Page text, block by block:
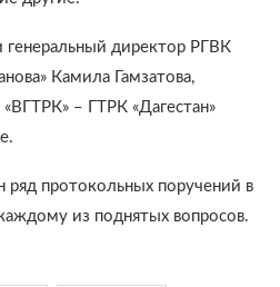
директор РГВК
Камила Гамзатова,
– ГТРК «Дагестан»
ряд протокольных поручений в
из поднятых вопросов.